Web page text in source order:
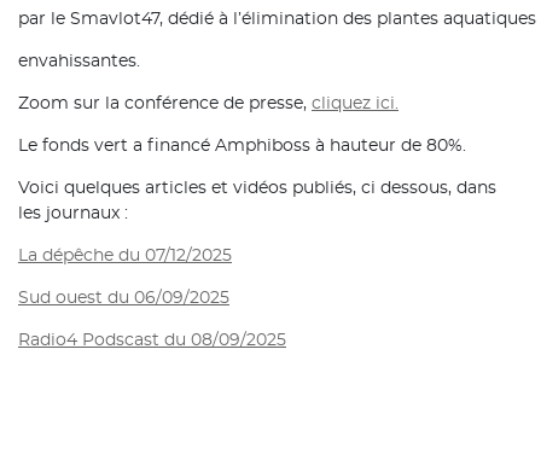
par le Smavlot47, dédié à l’élimination des plantes aquatiques
envahissantes.
Zoom sur la conférence de presse, cliquez ici.
Le fonds vert a financé Amphiboss à hauteur de 80%.
Voici quelques articles et vidéos publiés, ci dessous, dans
les journaux :
La dépêche du 07/12/2025
Sud ouest du 06/09/2025
Radio4 Podscast du 08/09/2025